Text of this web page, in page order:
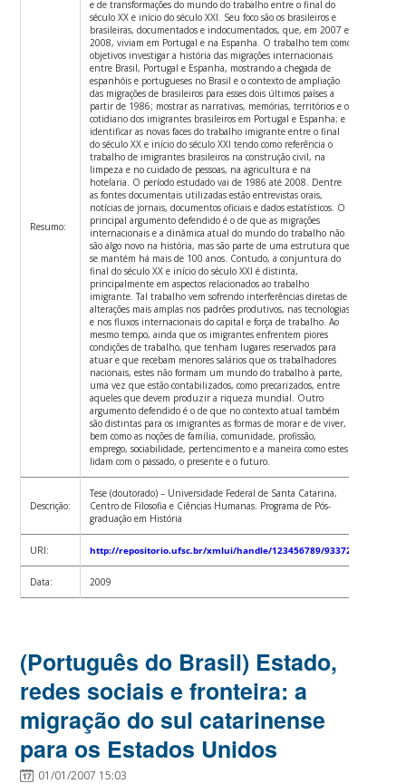
Resumo:
e de transformações do mundo do trabalho entre o final do
século XX e início do século XXI. Seu foco são os brasileiros e
brasileiras, documentados e indocumentados, que, em 2007 e
2008, viviam em Portugal e na Espanha. O trabalho tem como
objetivos investigar a história das migrações internacionais
entre Brasil, Portugal e Espanha, mostrando a chegada de
espanhóis e portugueses no Brasil e o contexto de ampliação
das migrações de brasileiros para esses dois últimos países a
partir de 1986; mostrar as narrativas, memórias, territórios e o
cotidiano dos imigrantes brasileiros em Portugal e Espanha; e
identificar as novas faces do trabalho imigrante entre o final
do século XX e início do século XXI tendo como referência o
trabalho de imigrantes brasileiros na construção civil, na
limpeza e no cuidado de pessoas, na agricultura e na
hotelaria. O período estudado vai de 1986 até 2008. Dentre
as fontes documentais utilizadas estão entrevistas orais,
notícias de jornais, documentos oficiais e dados estatísticos. O
principal argumento defendido é o de que as migrações
internacionais e a dinâmica atual do mundo do trabalho não
são algo novo na história, mas são parte de uma estrutura que
se mantém há mais de 100 anos. Contudo, a conjuntura do
final do século XX e início do século XXI é distinta,
principalmente em aspectos relacionados ao trabalho
imigrante. Tal trabalho vem sofrendo interferências diretas de
alterações mais amplas nos padrões produtivos, nas tecnologias
e nos fluxos internacionais do capital e força de trabalho. Ao
mesmo tempo, ainda que os imigrantes enfrentem piores
condições de trabalho, que tenham lugares reservados para
atuar e que recebam menores salários que os trabalhadores
nacionais, estes não formam um mundo do trabalho à parte,
uma vez que estão contabilizados, como precarizados, entre
aqueles que devem produzir a riqueza mundial. Outro
argumento defendido é o de que no contexto atual também
são distintas para os imigrantes as formas de morar e de viver,
bem como as noções de família, comunidade, profissão,
emprego, sociabilidade, pertencimento e a maneira como estes
lidam com o passado, o presente e o futuro.
Descrição:
Tese (doutorado) – Universidade Federal de Santa Catarina,
Centro de Filosofia e Ciências Humanas. Programa de Pós-
graduação em História
URI: http://repositorio.ufsc.br/xmlui/handle/123456789/93372
Data: 2009
(Português do Brasil) Estado,
redes sociais e fronteira: a
migração do sul catarinense
para os Estados Unidos
01/01/2007 15:03